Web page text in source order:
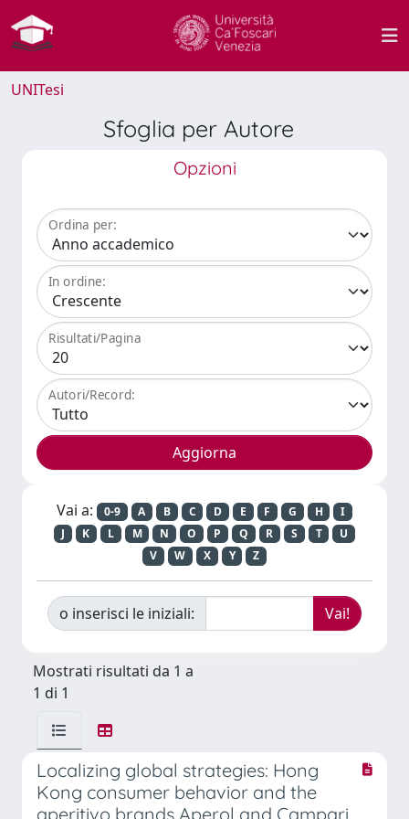
UNITesi
Sfoglia per Autore
Opzioni
Ordina per:
In ordine:
Risultati/Pagina
Autori/Record:
Vai a: 0-9 A B C D E F G H
I
J
K L M N O P Q R S T
U
V
W X Y Z
o inserisci le iniziali:
Mostrati risultati da 1 a
1 di 1
Localizing global strategies: Hong
Kong consumer behavior and the
aperitivo brands Aperol and Campari